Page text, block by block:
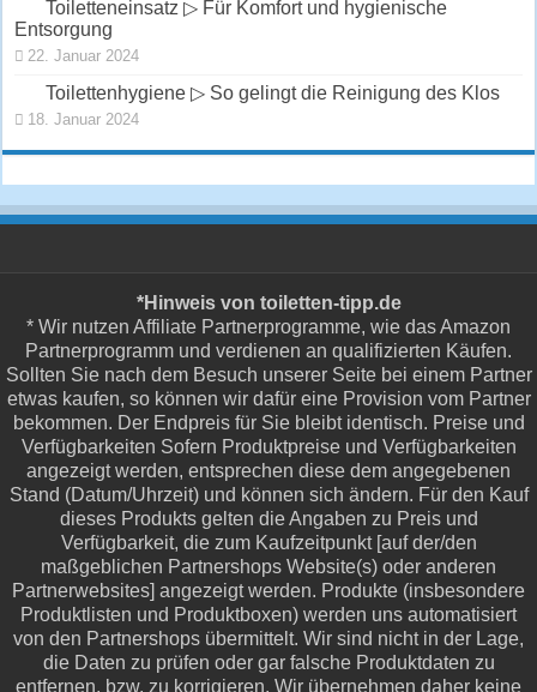
Toiletteneinsatz ▷ Für Komfort und hygienische
Entsorgung
22. Januar 2024
Toilettenhygiene ▷ So gelingt die Reinigung des Klos
18. Januar 2024
*Hinweis von toiletten-tipp.de
* Wir nutzen Affiliate Partnerprogramme, wie das Amazon
Partnerprogramm und verdienen an qualifizierten Käufen.
Sollten Sie nach dem Besuch unserer Seite bei einem Partner
etwas kaufen, so können wir dafür eine Provision vom Partner
bekommen. Der Endpreis für Sie bleibt identisch. Preise und
Verfügbarkeiten Sofern Produktpreise und Verfügbarkeiten
angezeigt werden, entsprechen diese dem angegebenen
Stand (Datum/Uhrzeit) und können sich ändern. Für den Kauf
dieses Produkts gelten die Angaben zu Preis und
Verfügbarkeit, die zum Kaufzeitpunkt [auf der/den
maßgeblichen Partnershops Website(s) oder anderen
Partnerwebsites] angezeigt werden. Produkte (insbesondere
Produktlisten und Produktboxen) werden uns automatisiert
von den Partnershops übermittelt. Wir sind nicht in der Lage,
die Daten zu prüfen oder gar falsche Produktdaten zu
entfernen, bzw. zu korrigieren. Wir übernehmen daher keine